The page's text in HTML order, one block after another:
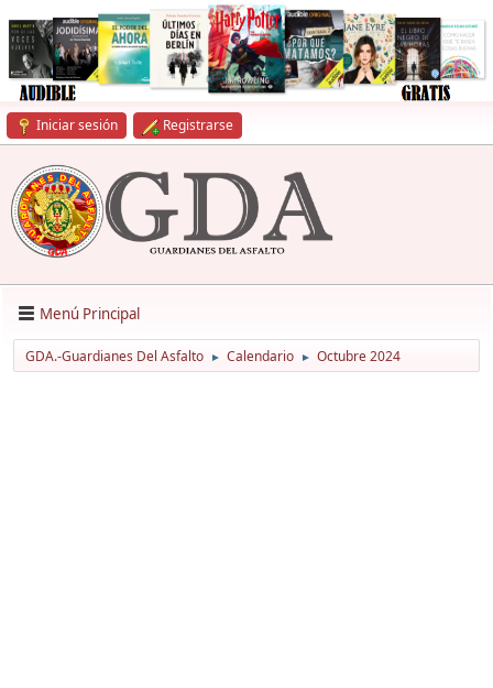
Iniciar sesión Registrarse
Menú Principal
GDA.-Guardianes Del Asfalto ► Calendario ► Octubre 2024